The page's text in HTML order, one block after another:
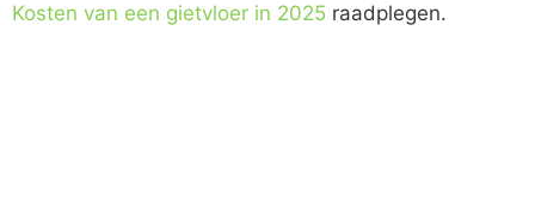
Kosten van een gietvloer in 2025 raadplegen.